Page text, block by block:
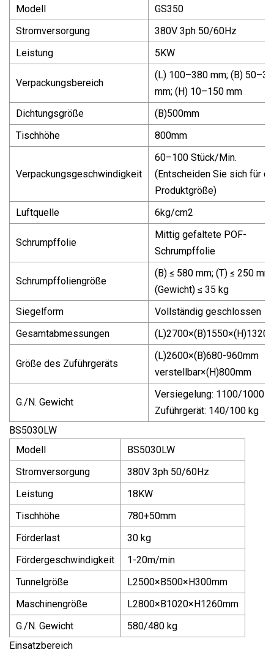
Modell
GS350
Stromversorgung
380V 3ph 50/60Hz
Leistung
5KW
Verpackungsbereich
(L) 100–380 mm; (B)
mm; (H) 10–150 mm
Dichtungsgröße
(B)500mm
Tischhöhe
800mm
Verpackungsgeschwindigkeit
60–100 Stück/Min.
(Entscheiden Sie sich für
Produktgröße)
Luftquelle
6kg/cm2
Schrumpffolie
Mittig gefaltete POF-
Schrumpffolie
Schrumpffoliengröße
(B) ≤ 580 mm; (T) ≤ 250 mm;
(Gewicht) ≤ 35 kg
Siegelform
Vollständig geschlossen
Gesamtabmessungen
Größe des Zuführgeräts
(L)2600×(B)680-960mm
verstellbar×(H)800mm
G./N. Gewicht
Versiegelung: 1100/1000
Zuführgerät: 140/100 kg
BS5030LW
Modell
BS5030LW
Stromversorgung
380V 3ph 50/60Hz
Leistung
18KW
Tischhöhe
780+50mm
Förderlast
30 kg
Fördergeschwindigkeit
1-20m/min
Tunnelgröße
L2500×B500×H300mm
Maschinengröße
L2800×B1020×H1260mm
G./N. Gewicht
580/480 kg
Einsatzbereich